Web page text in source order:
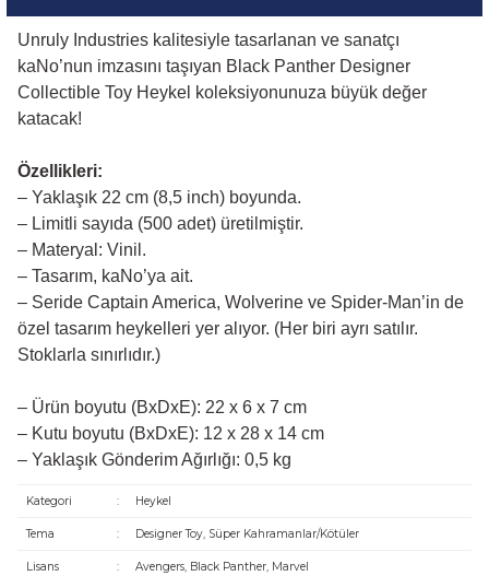
Unruly Industries kalitesiyle tasarlanan ve sanatçı
kaNo’nun imzasını taşıyan Black Panther Designer
Collectible Toy Heykel koleksiyonunuza büyük değer
katacak!
Özellikleri:
– Yaklaşık 22 cm (8,5 inch) boyunda.
– Limitli sayıda (500 adet) üretilmiştir.
– Materyal: Vinil.
– Tasarım, kaNo’ya ait.
– Seride Captain America, Wolverine ve Spider-Man’in de
özel tasarım heykelleri yer alıyor. (Her biri ayrı satılır.
Stoklarla sınırlıdır.)
– Ürün boyutu (BxDxE): 22 x 6 x 7 cm
– Kutu boyutu (BxDxE): 12 x 28 x 14 cm
– Yaklaşık Gönderim Ağırlığı: 0,5 kg
Kategori : Heykel
Tema : Designer Toy, Süper Kahramanlar/Kötüler
Lisans : Avengers, Black Panther, Marvel